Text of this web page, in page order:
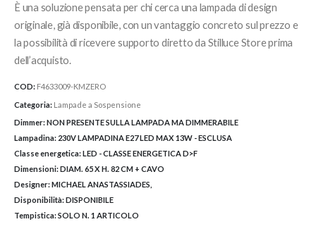
È una soluzione pensata per chi cerca una lampada di design
originale, già disponibile, con un vantaggio concreto sul prezzo e
la possibilità di ricevere supporto diretto da Stilluce Store prima
dell’acquisto.
COD: F4633009-KMZERO
Categoria: Lampade a Sospensione
Dimmer:NON PRESENTE SULLA LAMPADA MA DIMMERABILE
Lampadina: 230V LAMPADINA E27 LED MAX 13W - ESCLUSA
Classe energetica:LED - CLASSE ENERGETICA D>F
Dimensioni:DIAM. 65 X H. 82 CM + CAVO
Designer:MICHAEL ANASTASSIADES,
Disponibilità:DISPONIBILE
Tempistica:SOLO N. 1 ARTICOLO